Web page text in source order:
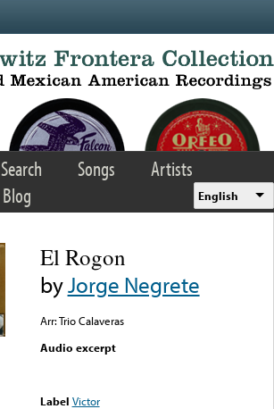
Search Songs
Artists
Blog English
El Rogon
byJorge Negrete
Arr: Trio Calaveras
Audio excerpt
Label Victor